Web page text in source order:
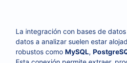
La integración con bases de
datos a analizar suelen estar
robustos como MySQL,